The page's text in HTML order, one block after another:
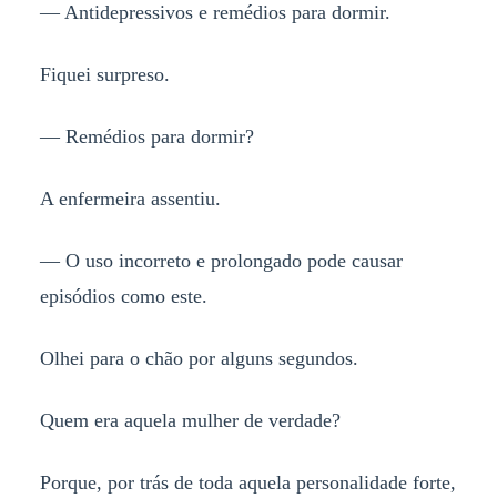
— Antidepressivos e remédios para dormir.
Fiquei surpreso.
— Remédios para dormir?
A enfermeira assentiu.
— O uso incorreto e prolongado pode causar
episódios como este.
Olhei para o chão por alguns segundos.
Quem era aquela mulher de verdade?
Porque, por trás de toda aquela personalidade forte,